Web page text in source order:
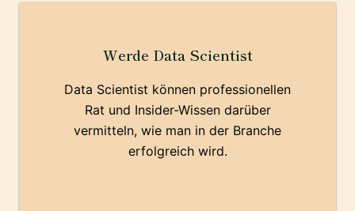
Werde Data Scientist
Data Scientist können professionellen
Rat und Insider-Wissen darüber
vermitteln, wie man in der Branche
erfolgreich wird.